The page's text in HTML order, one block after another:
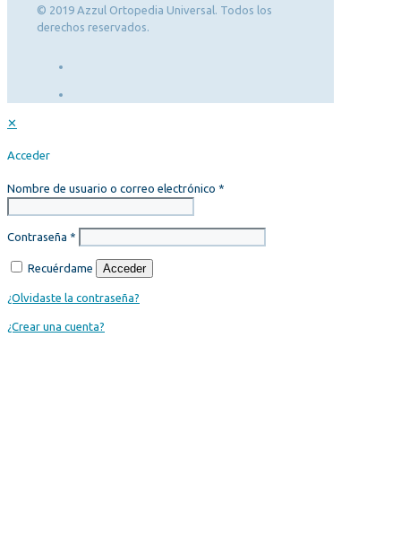
© 2019 Azzul Ortopedia Universal. Todos los
derechos reservados.
✕
Acceder
Nombre de usuario o correo electrónico *
Contraseña *
Recuérdame Acceder
¿Olvidaste la contraseña?
¿Crear una cuenta?